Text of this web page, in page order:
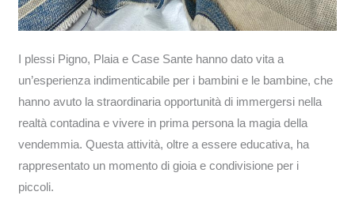
I plessi Pigno, Plaia e Case Sante hanno dato vita a
un’esperienza indimenticabile per i bambini e le bambine, che
hanno avuto la straordinaria opportunità di immergersi nella
realtà contadina e vivere in prima persona la magia della
vendemmia. Questa attività, oltre a essere educativa, ha
rappresentato un momento di gioia e condivisione per i
piccoli.